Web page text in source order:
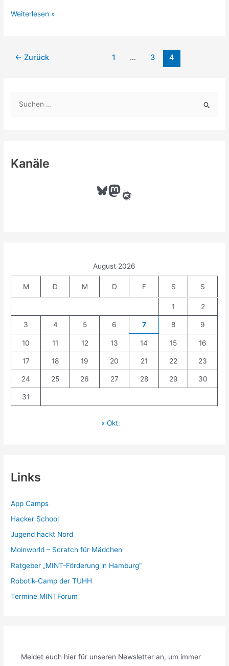
Nächster
Kampnagel!
Weiterlesen »
← Zurück 1 … 3 4
n
Kanäle
Bluesky Mastodon Meetup
August 2026
M D M D F S S
1 2
3 4 5 6 7 8 9
10 11 12 13 14 15 16
17 18 19 20 21 22 23
24 25 26 27 28 29 30
31
« Okt.
Links
App Camps
Hacker School
Jugend hackt Nord
Moinworld – Scratch für Mädchen
Ratgeber „MINT-Förderung in Hamburg“
Robotik-Camp der TUHH
Termine MINTForum
Meldet euch hier für unseren Newsletter an, um immer